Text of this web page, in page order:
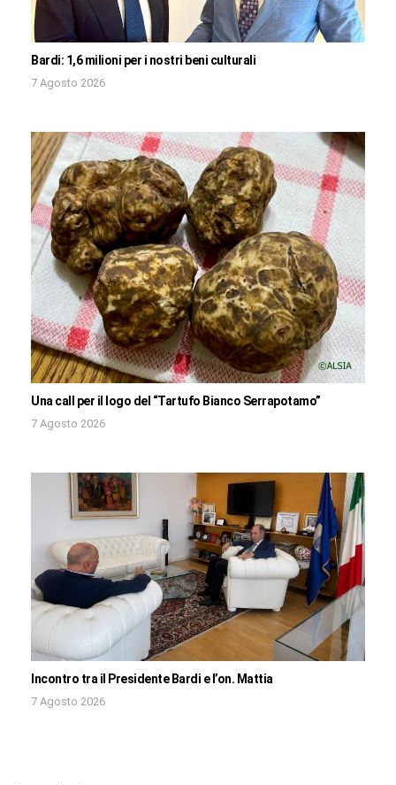
Bardi: 1,6 milioni per i nostri beni culturali
7 Agosto 2026
Una call per il logo del “Tartufo Bianco Serrapotamo”
7 Agosto 2026
Incontro tra il Presidente Bardi e l’on. Mattia
7 Agosto 2026